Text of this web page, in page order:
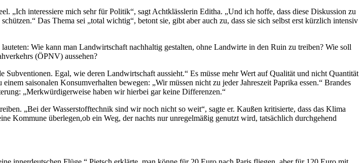
„Ich interessiere mich sehr für Politik“, sagt Achtklässlerin Editha. „Und ich hoffe, dass diese Diskussion zu
Das Thema sei „total wichtig“, betont sie, gibt aber auch zu, dass sie sich selbst erst kürzlich intensiv
Wie kann man Landwirtschaft nachhaltig gestalten, ohne Landwirte in den Ruin zu treiben? Wie soll
(ÖPNV) aussehen?
Egal, wie deren Landwirtschaft aussieht.“ Es müsse mehr Wert auf Qualität und nicht Quantität
saisonalen Konsumverhalten bewegen: „Wir müssen nicht zu jeder Jahreszeit Paprika essen.“ Brandes
„Merkwürdigerweise haben wir hierbei gar keine Differenzen.“
„Bei der Wasserstofftechnik sind wir noch nicht so weit“, sagte er. Kaußen kritisierte, dass das Klima
Kommune überlegen,ob ein Weg, der nachts nur unregelmäßig genutzt wird, tatsächlich durchgehend